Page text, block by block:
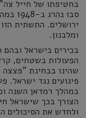
סבו
ירושלים. התשתית
ומלבנון.
בכירים בישראל
הפעולות בשטחים,
שהינו בבחינת
פיגועים נגד ישראל.
במהלך רמדאן השנה
הצורך בכך שישראל
ולחדש את הסיכולים